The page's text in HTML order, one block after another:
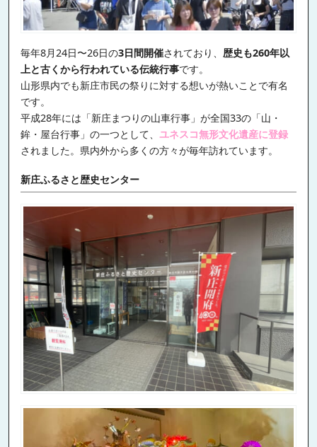
毎年8月24日〜26日の3日間開催されており、 歴史も260年以
上と古くから行われている伝統行事です。
山形県内でも新庄市民の祭りに対する想いが熱いことで有名
です。
平成28年には「新庄まつりの山車行事」が全国33の「山・
鉾・屋台行事」の一つとして、 ユネスコ無形文化遺産に登録
されました。県内外から多くの方々が毎年訪れています。
新庄ふるさと歴史センター